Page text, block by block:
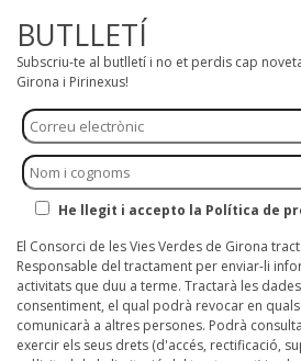
BUTLLETÍ
Subscriu-te al butlletí i no et perdis cap
Girona i Pirinexus!
He llegit i accepto la Política de
El Consorci de les Vies Verdes de Girona
Responsable del tractament per enviar-li
activitats que duu a terme. Tractarà les
consentiment, el qual podrà revocar en
comunicarà a altres persones. Podrà
exercir els seus drets (d'accés, rectificació,